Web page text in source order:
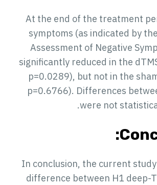
At the end of the treatment
symptoms (as indicated by
Assessment of Negative
significantly reduced in the
p=0.0289), but not in the
p=0.6766). Differences
were not
In conclusion, the current
difference between H1 deep-